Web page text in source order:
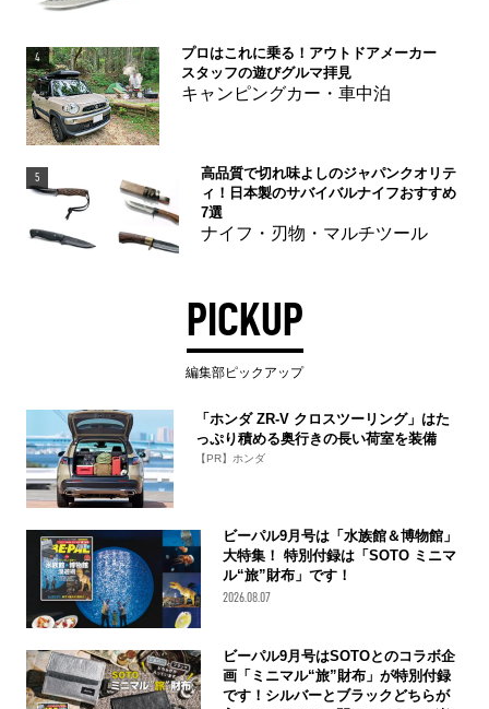
4
プロはこれに乗る！アウトドアメーカー
スタッフの遊びグルマ拝見
キャンピングカー・車中泊
5
高品質で切れ味よしのジャパンクオリテ
ィ！日本製のサバイバルナイフおすすめ
7選
ナイフ・刃物・マルチツール
PICKUP
編集部ピックアップ
「ホンダ ZR-V クロスツーリング」はた
っぷり積める奥行きの長い荷室を装備
【PR】ホンダ
ビーパル9月号は「水族館＆博物館」
大特集！ 特別付録は「SOTO ミニマ
ル“旅”財布」です！
2026.08.07
ビーパル9月号はSOTOとのコラボ企
画「ミニマル“旅”財布」が特別付録
です！シルバーとブラックどちらが